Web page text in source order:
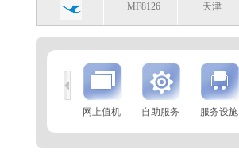
MF8126 天津
到
航空公司 航班号 到达城市
网上值机 自助服务 服务设施